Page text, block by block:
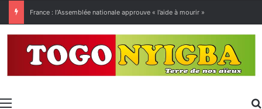
Menu